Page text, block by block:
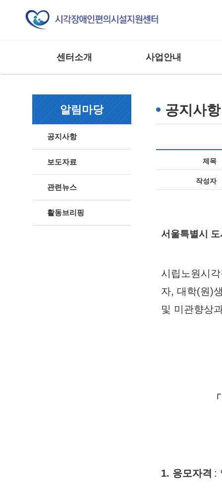
센터소개
조직도
연혁
사업 및 행사
사업안내
모니터링 사업
연구 및 제도개선사업
기타 외부 용역 사업
알림마당
공지사항
보도자료
관련뉴스
활동브리핑
공지사항
제목
작성자
서울특별시
시립노원시
자, 대학(원)
및 미관향상
「
1. 응모자격 :